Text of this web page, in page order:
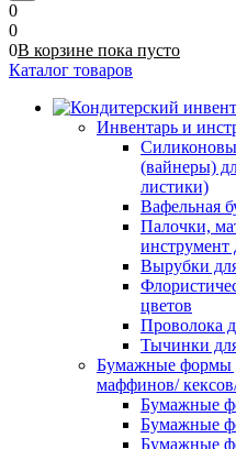
0
0
0В корзине пока пусто
Каталог товаров
Инвентарь и
(вайнеры)
листики)
Вафельная
Палочки,
инструмент
Вырубки
цветов
Проволока
Тычинки
Бумажные формы
маффинов/
Бумажные
Бумажные
Бумажные